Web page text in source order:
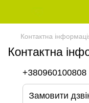
Контактна
Контактна
+380960100808
Замовити